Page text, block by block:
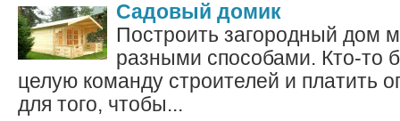
Садовый домик
Построить загородный дом
разными способами. Кто-то
целую команду строителей и платить
для того, чтобы...